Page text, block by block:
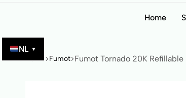
NL ▼
Home
Home Fumot Fumot Tornado 20K